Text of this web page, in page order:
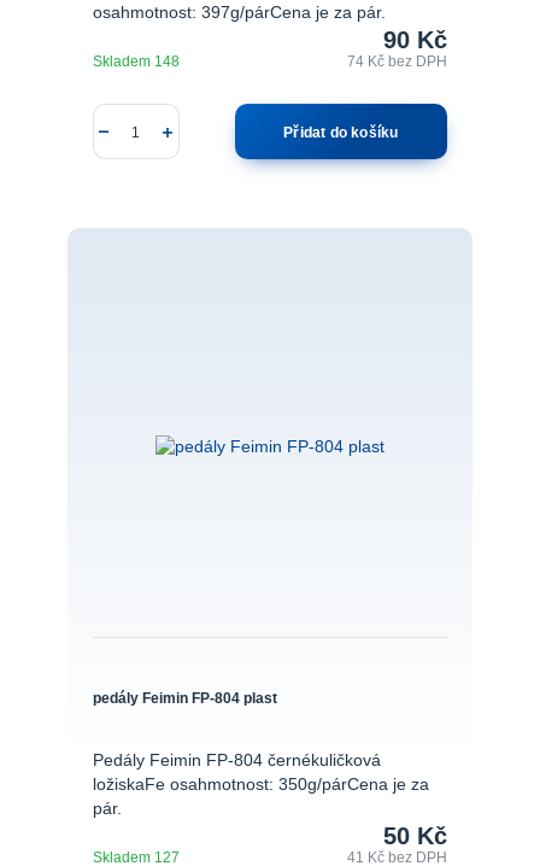
osahmotnost: 397g/párCena je za pár.
90 Kč
74 Kč bez DPH
Skladem 148
Přidat do košíku
pedály Feimin FP-804 plast
Pedály Feimin FP-804 černékuličková
ložiskaFe osahmotnost: 350g/párCena je za
pár.
50 Kč
41 Kčbez DPH
Skladem 127